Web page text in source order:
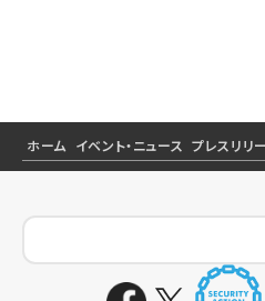
ホーム イベント・ニュース プレスリリ